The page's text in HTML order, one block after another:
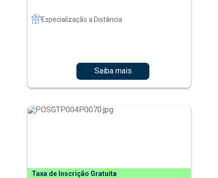
Especialização a Distância
Saiba mais
Taxa de Inscrição Gratuita